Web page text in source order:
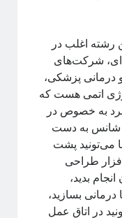
رشته اغلب در
شرکت‌های
درمانی پزشکی،
اتمی هست که
فرد به خصوص در
شانس به دست
می‌تونید پشت
طراحی
بدید،
بسازید،
در اتاق عمل